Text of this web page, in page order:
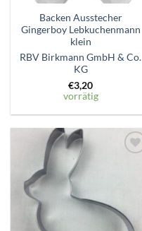
Backen Ausstecher
Gingerboy Lebkuchenmann
klein
RBV Birkmann GmbH & Co.
KG
€3,20
vorrätig